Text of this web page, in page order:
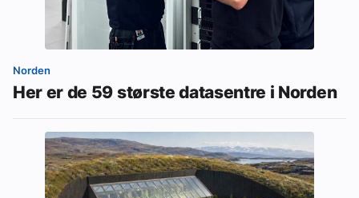
Norden
Her er de 59 største datasentre i Norden